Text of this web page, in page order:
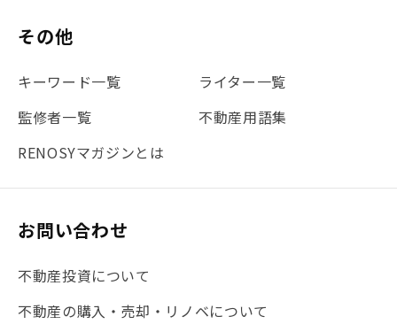
その他
キーワード一覧
ライター一覧
監修者一覧
不動産用語集
RENOSYマガジンとは
お問い合わせ
不動産投資について
不動産の購入・売却・リノベについて